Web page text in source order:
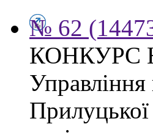
№ 62
КОНКУРС
Управління